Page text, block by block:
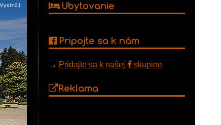
Ubytovanie
Pripojte sa k nám
→ Pridajte sa k našej skupine
Reklama